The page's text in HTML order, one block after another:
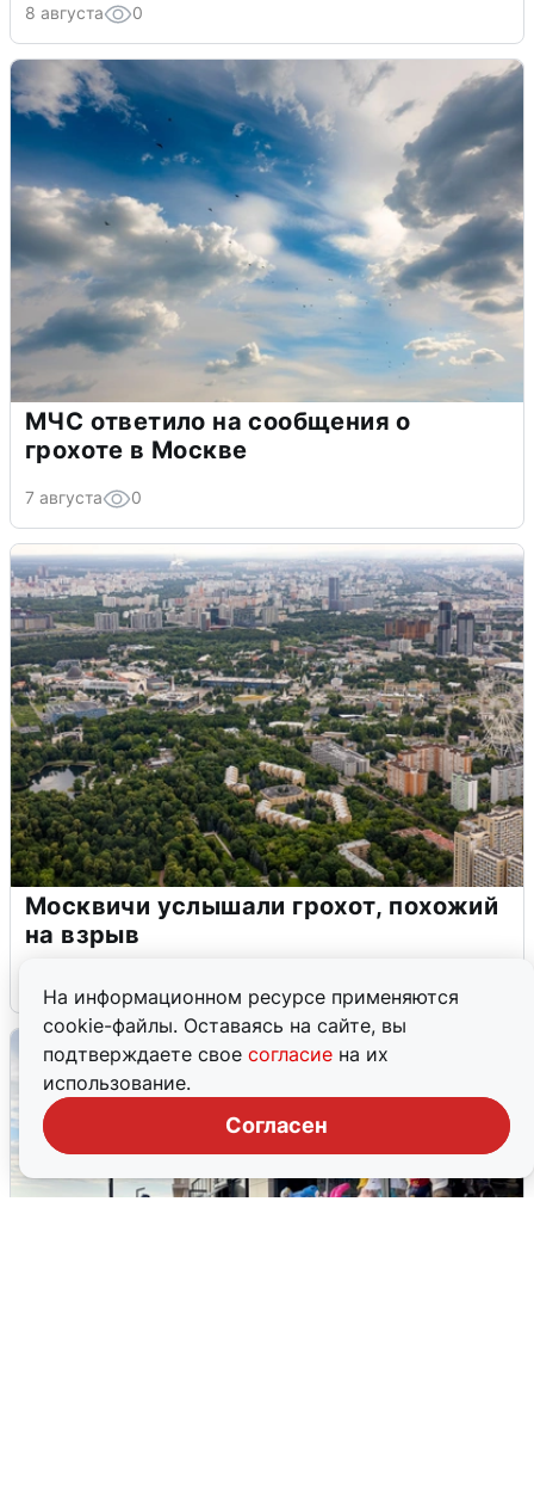
На информационном ресурсе применяются
cookie-файлы. Оставаясь на сайте, вы
подтверждаете свое согласие на их
использование.
Согласен
8 августа 0
МЧС ответило на сообщения о
грохоте в Москве
7 августа 0
Москвичи услышали грохот, похожий
на взрыв